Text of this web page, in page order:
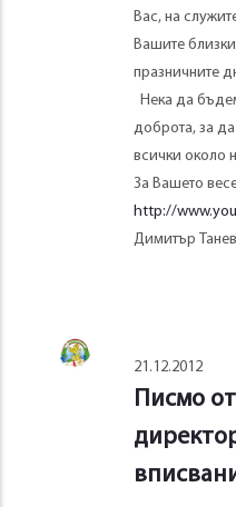
Вас, на
Вашите
празничните
Нека да
доброта, за
всички около
За Вашето
http://
Димитър Танев
21.12.2012
Писмо